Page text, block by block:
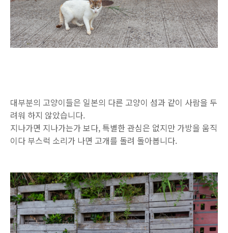
대부분의 고양이들은 일본의 다른 고양이 섬과 같이 사람을 두
려워 하지 않았습니다.
지나가면 지나가는가 보다, 특별한 관심은 없지만 가방을 움직
이다 부스럭 소리가 나면 고개를 돌려 돌아봅니다.